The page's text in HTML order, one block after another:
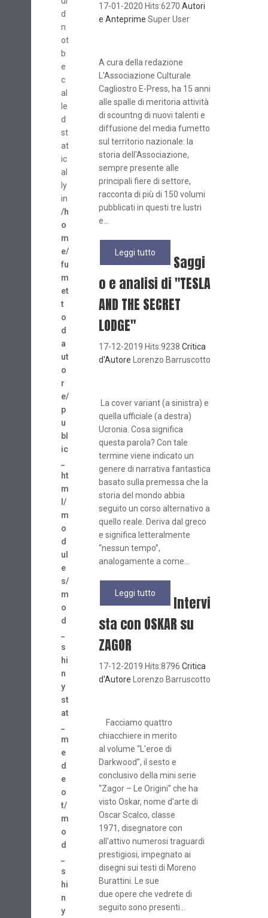
17-01-2020 Hits:6270Autori
e Anteprime Super User
A cura della redazione
L'Associazione Culturale
Cagliostro E-Press, ha 15 anni
alle spalle di meritoria attività
di scountng di nuovi talenti e
diffusione del media fumetto
sul territorio nazionale: la
storia dell'Associazione,
sempre presente alle
principali fiere di settore,
racconta di più di 150 volumi
pubblicati in questi tre lustri
e...
Leggi tutto
Saggi
o e analisi di "TESLA
AND THE SECRET
LODGE"
17-12-2019 Hits:9238Critica
d'Autore Lorenzo Barruscotto
La cover variant (a sinistra) e
quella ufficiale (a destra)
Ucronia. Cosa significa
questa parola? Con tale
termine viene indicato un
genere di narrativa fantastica
basato sulla premessa che la
storia del mondo abbia
seguito un corso alternativo a
quello reale. Deriva dal greco
e significa letteralmente
“nessun tempo”,
analogamente a come...
Leggi tutto
Intervi
sta con OSKAR su
ZAGOR
17-12-2019 Hits:8796Critica
d'Autore Lorenzo Barruscotto
Facciamo quattro
chiacchiere in merito
al volume “L'eroe di
Darkwood”, il sesto e
conclusivo della mini serie
“Zagor – Le Origini” che ha
visto Oskar, nome d'arte di
Oscar Scalco, classe
1971, disegnatore con
all'attivo numerosi traguardi
prestigiosi, impegnato ai
disegni sui testi di Moreno
Burattini. Le sue
due opere che vedrete di
seguito sono presenti...
d
n
ot
b
e
c
al
le
d
st
at
ic
al
ly
in
/h
o
m
e/
fu
m
et
t
o
d
a
ut
o
r
e/
p
u
bl
ic
ht
m
l/
m
o
d
ul
e
s/
m
o
d
s
hi
n
y
st
at
m
e
d
e
o
t/
m
o
d
s
hi
n
y